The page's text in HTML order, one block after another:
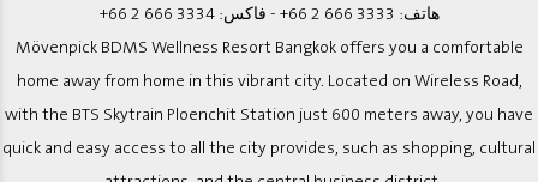
هاتف: +66 2 666 3333 - فاكس:+66 2 666 3334
Mövenpick BDMS Wellness Resort Bangkok offers you a comfortable
home away from home in this vibrant city. Located on Wireless Road,
with the BTS Skytrain Ploenchit Station just 600 meters away, you have
quick and easy access to all the city provides, such as shopping, cultural